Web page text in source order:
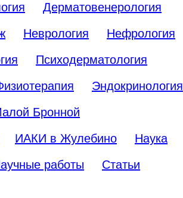
Дерматовенерология
Неврология
Нефрология
Психодерматология
Эндокринология
Бронной
ИАКИ в Жулебино
Наука
работы
Статьи